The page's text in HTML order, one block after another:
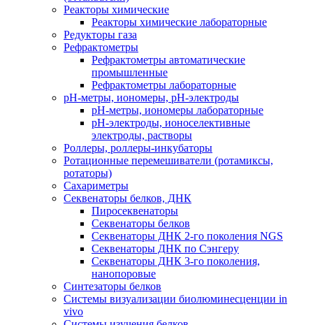
Реакторы химические
Реакторы химические лабораторные
Редукторы газа
Рефрактометры
Рефрактометры автоматические
промышленные
Рефрактометры лабораторные
рН-метры, иономеры, рН-электроды
рН-метры, иономеры лабораторные
рН-электроды, ионоселективные
электроды, растворы
Роллеры, роллеры-инкубаторы
Ротационные перемешиватели (ротамиксы,
ротаторы)
Сахариметры
Секвенаторы белков, ДНК
Пиросеквенаторы
Секвенаторы белков
Секвенаторы ДНК 2-го поколения NGS
Секвенаторы ДНК по Сэнгеру
Секвенаторы ДНК 3-го поколения,
нанопоровые
Синтезаторы белков
Системы визуализации биолюминесценции in
vivo